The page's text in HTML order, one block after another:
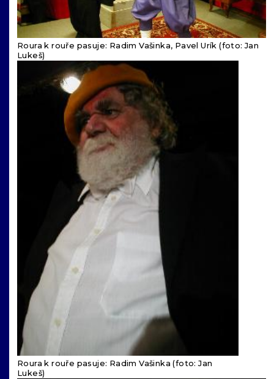
Roura k rouře pasuje: Radim Vašinka, Pavel Urík (foto: Jan
Lukeš)
Roura k rouře pasuje: Radim Vašinka (foto: Jan
Lukeš)